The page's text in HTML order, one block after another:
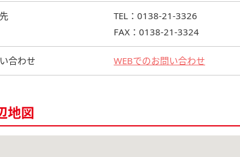
TEL：0138-21-3326
FAX：0138-21-3324
合わせ WEBでのお問い合わせ
地図